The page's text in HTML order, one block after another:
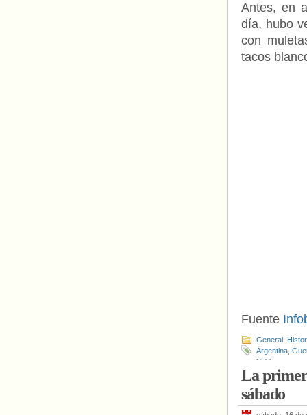
Antes, en
día, hubo
con
tacos
Fuente
General
Argentina
XXY
La
sábado